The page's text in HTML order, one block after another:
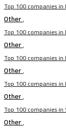
Top 100 companies
Other,
Top 100 companies
Other,
Top 100 companies
Other,
Top 100 companies
Other,
Top 100 companies in
Other,